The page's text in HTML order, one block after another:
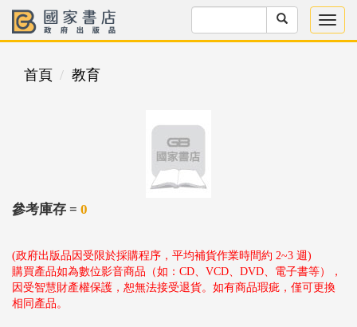
首頁 教育
參考庫存 = 0
(政府出版品因受限於採購程序，平均補貨作業時間約 2~3 週)
購買產品如為數位影音商品（如：CD、VCD、DVD、電子書等），
因受智慧財產權保護，恕無法接受退貨。如有商品瑕疵，僅可更換
相同產品。